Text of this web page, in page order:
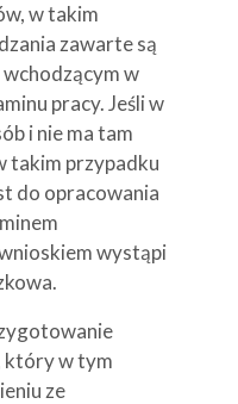
w takim
zawarte są
w
pracy. Jeśli w
i nie ma tam
takim przypadku
do opracowania
wystąpi
który w tym
ze